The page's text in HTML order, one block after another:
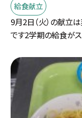
給食献立
9月2日（火）の献立
です2学期の給食が